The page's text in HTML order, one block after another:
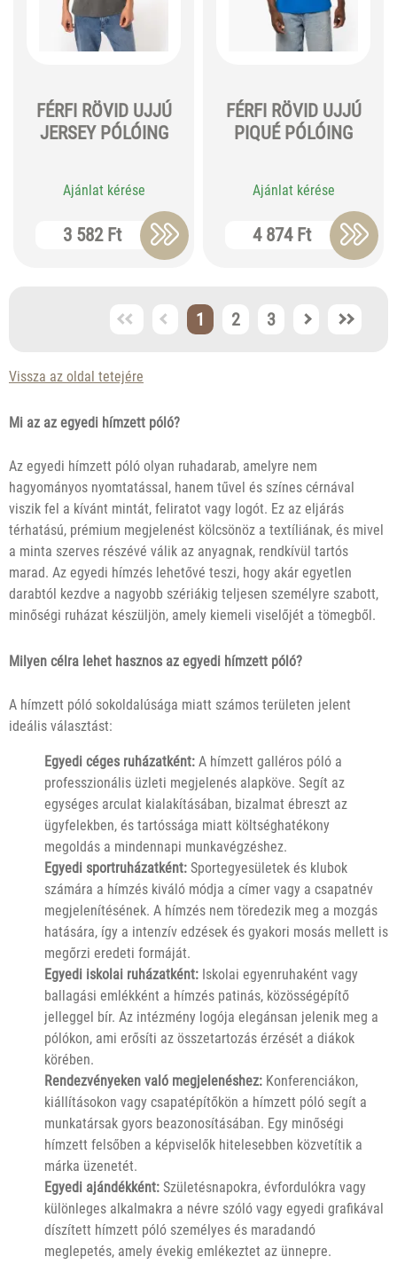
FÉRFI RÖVID UJJÚ
JERSEY PÓLÓING
Ajánlat kérése
3 582 Ft
FÉRFI RÖVID UJJÚ
PIQUÉ PÓLÓING
Ajánlat kérése
4 874 Ft
1 2 3
Vissza az oldal tetejére
Mi az az egyedi hímzett póló?
Az egyedi hímzett póló olyan ruhadarab, amelyre nem
hagyományos nyomtatással, hanem tűvel és színes cérnával
viszik fel a kívánt mintát, feliratot vagy logót. Ez az eljárás
térhatású, prémium megjelenést kölcsönöz a textíliának, és mivel
a minta szerves részévé válik az anyagnak, rendkívül tartós
marad. Az egyedi hímzés lehetővé teszi, hogy akár egyetlen
darabtól kezdve a nagyobb szériákig teljesen személyre szabott,
minőségi ruházat készüljön, amely kiemeli viselőjét a tömegből.
Milyen célra lehet hasznos az egyedi hímzett póló?
A hímzett póló sokoldalúsága miatt számos területen jelent
ideális választást:
Egyedi céges ruházatként: A hímzett galléros póló a
professzionális üzleti megjelenés alapköve. Segít az
egységes arculat kialakításában, bizalmat ébreszt az
ügyfelekben, és tartóssága miatt költséghatékony
megoldás a mindennapi munkavégzéshez.
Egyedi sportruházatként: Sportegyesületek és klubok
számára a hímzés kiváló módja a címer vagy a csapatnév
megjelenítésének. A hímzés nem töredezik meg a mozgás
hatására, így a intenzív edzések és gyakori mosás mellett is
megőrzi eredeti formáját.
Egyedi iskolai ruházatként: Iskolai egyenruhaként vagy
ballagási emlékként a hímzés patinás, közösségépítő
jelleggel bír. Az intézmény logója elegánsan jelenik meg a
pólókon, ami erősíti az összetartozás érzését a diákok
körében.
Rendezvényeken való megjelenéshez: Konferenciákon,
kiállításokon vagy csapatépítőkön a hímzett póló segít a
munkatársak gyors beazonosításában. Egy minőségi
hímzett felsőben a képviselők hitelesebben közvetítik a
márka üzenetét.
Egyedi ajándékként: Születésnapokra, évfordulókra vagy
különleges alkalmakra a névre szóló vagy egyedi grafikával
díszített hímzett póló személyes és maradandó
meglepetés, amely évekig emlékeztet az ünnepre.